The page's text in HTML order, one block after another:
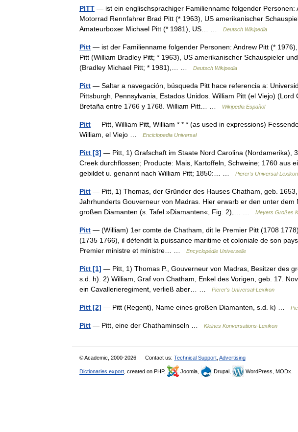
PITT — ist ein englischsprachiger Familienname folgender Personen:
Motorrad Rennfahrer Brad Pitt (* 1963), US amerikanischer
Amateurboxer Michael Pitt (* 1981), US… …
Deutsch Wikipedia
Pitt — ist der Familienname folgender Personen: Andrew Pitt (*
Pitt (William Bradley Pitt; * 1963), US amerikanischer Schauspieler
(Bradley Michael Pitt; * 1981),… …
Deutsch Wikipedia
Pitt — Saltar a navegación, búsqueda Pitt hace referencia a:
Pittsburgh, Pennsylvania, Estados Unidos. William Pitt (el Viejo)
Bretaña entre 1766 y 1768. William Pitt… …
Wikipedia Español
Pitt — Pitt, William Pitt, William * * * (as used in expressions)
William, el Viejo …
Enciclopedia Universal
Pitt [3] — Pitt, 1) Grafschaft im Staate Nord Carolina (Nordamerika),
Creek durchflossen; Producte: Mais, Kartoffeln, Schweine; 1760 aus
gebildet u. genannt nach William Pitt; 1850:… …
Pierer's Universal-Lexikon
Pitt — Pitt, 1) Thomas, der Gründer des Hauses Chatham, geb.
Jahrhunderts Gouverneur von Madras. Hier erwarb er den unter dem
großen Diamanten (s. Tafel »Diamanten«, Fig. 2),… …
Meyers Großes
Pitt — (William) 1er comte de Chatham, dit le Premier Pitt (1708
(1735 1766), il défendit la puissance maritime et coloniale de son
Premier ministre et ministre… …
Encyclopédie Universelle
Pitt [1] — Pitt, 1) Thomas P., Gouverneur von Madras, Besitzer des
s.d. h). 2) William, Graf von Chatham, Enkel des Vorigen, geb. 17.
ein Cavallerieregiment, verließ aber… …
Pierer's Universal-Lexikon
Pitt [2] — Pitt (Regent), Name eines großen Diamanten, s.d. k) …
Pitt — Pitt, eine der Chathaminseln … Kleines Konversations-Lexikon
© Academic, 2000-2026 Contact us: Technical Support Advertising
Dictionaries export , created on PHP, Joomla, Drupal, WordPress, MODx.